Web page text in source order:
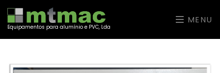
Equipamentos para alumínio e PVC, Lda
MENU